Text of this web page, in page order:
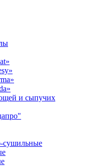
и сыпучих
сушильные